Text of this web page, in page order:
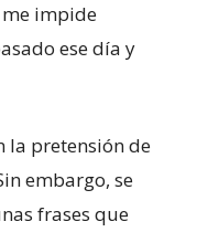
impide
ese día y
la pretensión de
embargo, se
frases que